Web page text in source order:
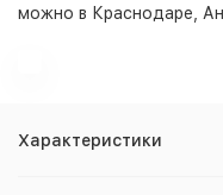
можно в Краснодаре,
Характеристики